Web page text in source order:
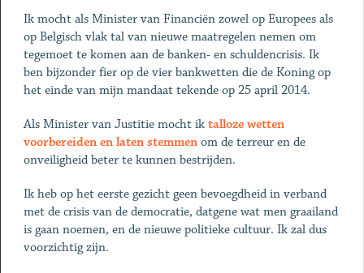
Ik mocht als Minister van Financiën zowel op Europees als
op Belgisch vlak tal van nieuwe maatregelen nemen om
tegemoet te komen aan de banken- en schuldencrisis. Ik
ben bijzonder fier op de vier bankwetten die de Koning op
het einde van mijn mandaat tekende op 25 april 2014.
Als Minister van Justitie mocht ik talloze wetten
voorbereiden en laten stemmenom de terreur en de
onveiligheid beter te kunnen bestrijden.
Ik heb op het eerste gezicht geen bevoegdheid in verband
met de crisis van de democratie, datgene wat men graailand
is gaan noemen, en de nieuwe politieke cultuur. Ik zal dus
voorzichtig zijn.